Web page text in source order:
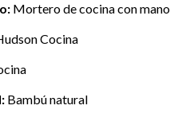
Mortero de cocina con mano
Cocina
Bambú natural